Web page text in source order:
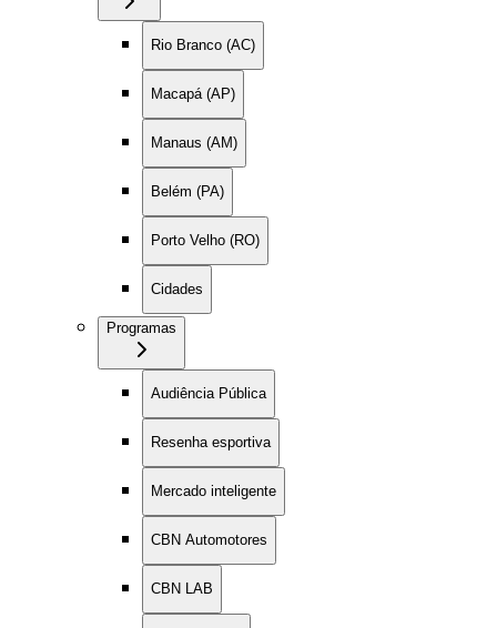
Rio Branco (AC)
Macapá (AP)
Manaus (AM)
Belém (PA)
Porto Velho (RO)
Cidades
Programas
Audiência Pública
Resenha esportiva
Mercado inteligente
CBN Automotores
CBN LAB